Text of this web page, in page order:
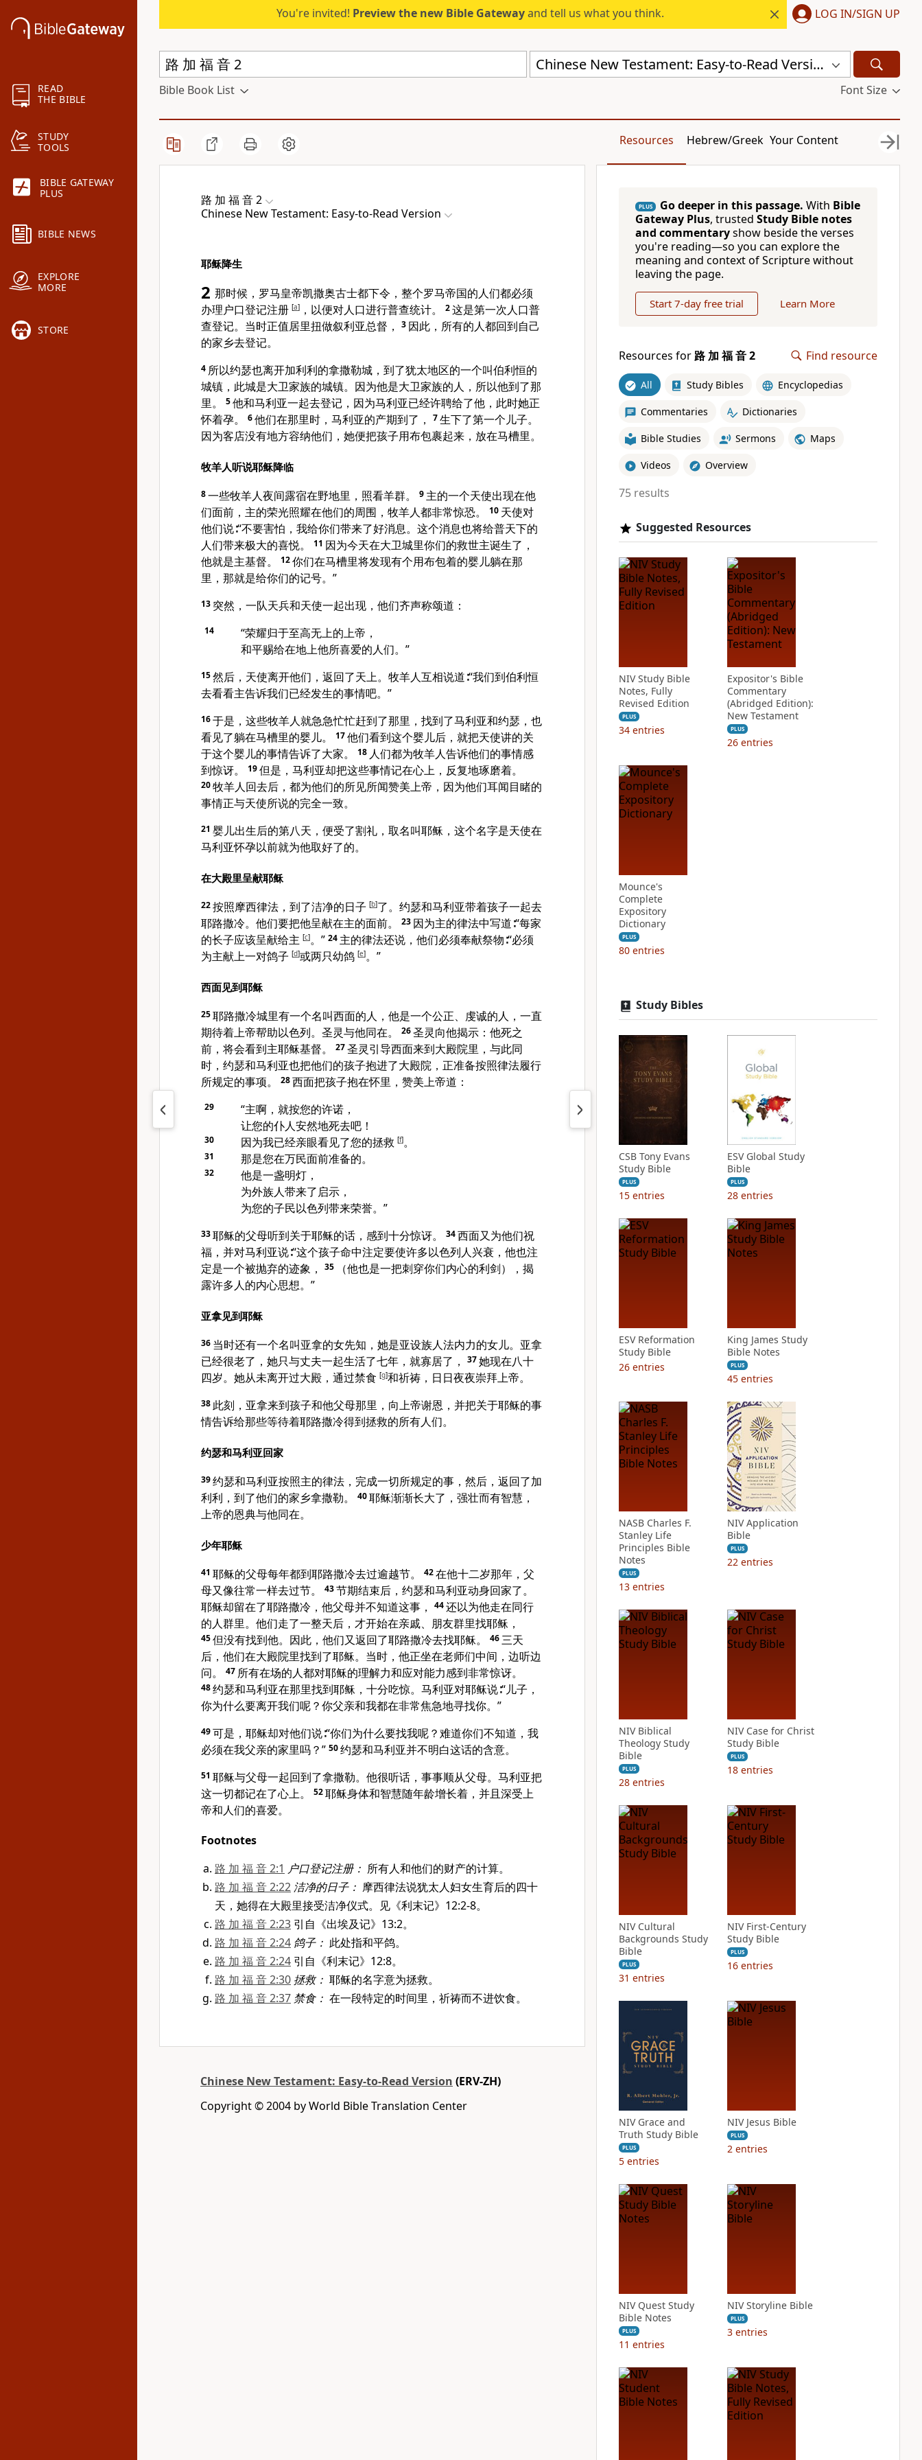
READ
THE BIBLE
STUDY
TOOLS
BIBLE GATEWAY
PLUS
BIBLE NEWS
EXPLORE
MORE
STORE
You're invited! Preview the new Bible Gatewayand tell us what you think. LOG IN/SIGN UP
Chinese New Testament: Easy-to-Read Version (ERV-ZH)
Bible Book List Font Size
Resources Hebrew/Greek Your Content
路 加 福 音 2
Chinese New Testament: Easy-to-Read Version
耶稣降生
2 那时候，罗马皇帝凯撒奥古士都下令，整个罗马帝国的人们都必须
办理户口登记注册 [a] ，以便对人口进行普查统计。 2这是第一次人口普
查登记。当时正值居里扭做叙利亚总督，
3 因此，所有的人都回到自己
的家乡去登记。
4 所以约瑟也离开加利利的拿撒勒城，到了犹太地区的一个叫伯利恒的
城镇，此城是大卫家族的城镇。因为他是大卫家族的人，所以他到了那
里。
5他和马利亚一起去登记，因为马利亚已经许聘给了他，此时她正
怀着孕。
6他们在那里时，马利亚的产期到了， 7生下了第一个儿子。
因为客店没有地方容纳他们，她便把孩子用布包裹起来，放在马槽里。
牧羊人听说耶稣降临
8一些牧羊人夜间露宿在野地里，照看羊群。 9 主的一个天使出现在他
们面前，主的荣光照耀在他们的周围，牧羊人都非常惊恐。
10 天使对
他们说∶“不要害怕，我给你们带来了好消息。这个消息也将给普天下的
人们带来极大的喜悦。
11 因为今天在大卫城里你们的救世主诞生了，
他就是主基督。
12你们在马槽里将发现有个用布包着的婴儿躺在那
里，那就是给你们的记号。”
13 突然，一队天兵和天使一起出现，他们齐声称颂道：
14
“荣耀归于至高无上的上帝，
和平赐给在地上他所喜爱的人们。”
15然后，天使离开他们，返回了天上。牧羊人互相说道∶“我们到伯利恒
去看看主告诉我们已经发生的事情吧。”
16于是，这些牧羊人就急急忙忙赶到了那里，找到了马利亚和约瑟，也
看见了躺在马槽里的婴儿。
17他们看到这个婴儿后，就把天使讲的关
于这个婴儿的事情告诉了大家。
18 人们都为牧羊人告诉他们的事情感
到惊讶。
19但是，马利亚却把这些事情记在心上，反复地琢磨着。
20牧羊人回去后，都为他们的所见所闻赞美上帝，因为他们耳闻目睹的
事情正与天使所说的完全一致。
21 婴儿出生后的第八天，便受了割礼，取名叫耶稣，这个名字是天使在
马利亚怀孕以前就为他取好了的。
在大殿里呈献耶稣
22按照摩西律法，到了洁净的日子 [b]了。约瑟和马利亚带着孩子一起去
耶路撒冷。他们要把他呈献在主的面前。
23 因为主的律法中写道∶“每家
的长子应该呈献给主 [c]。” 24 主的律法还说，他们必须奉献祭物∶“必须
为主献上一对鸽子 [d]或两只幼鸽 [e]。”
西面见到耶稣
25耶路撒冷城里有一个名叫西面的人，他是一个公正、虔诚的人，一直
期待着上帝帮助以色列。圣灵与他同在。
26圣灵向他揭示：他死之
前，将会看到主耶稣基督。
27圣灵引导西面来到大殿院里，与此同
时，约瑟和马利亚也把他们的孩子抱进了大殿院，正准备按照律法履行
所规定的事项。
28西面把孩子抱在怀里，赞美上帝道：
29
“主啊，就按您的许诺，
让您的仆人安然地死去吧！
30 因为我已经亲眼看见了您的拯救 [f]。
31 那是您在万民面前准备的。
32
他是一盏明灯，
为外族人带来了启示，
为您的子民以色列带来荣誉。”
33耶稣的父母听到关于耶稣的话，感到十分惊讶。 34西面又为他们祝
福，并对马利亚说∶“这个孩子命中注定要使许多以色列人兴衰，他也注
定是一个被抛弃的迹象，
35
（他也是一把刺穿你们内心的利剑），揭
露许多人的内心思想。”
亚拿见到耶稣
36 当时还有一个名叫亚拿的女先知，她是亚设族人法内力的女儿。亚拿
已经很老了，她只与丈夫一起生活了七年，就寡居了，
37她现在八十
四岁。她从未离开过大殿，通过禁食 [g]和祈祷，日日夜夜崇拜上帝。
38 此刻，亚拿来到孩子和他父母那里，向上帝谢恩，并把关于耶稣的事
情告诉给那些等待着耶路撒冷得到拯救的所有人们。
约瑟和马利亚回家
39约瑟和马利亚按照主的律法，完成一切所规定的事，然后，返回了加
利利，到了他们的家乡拿撒勒。
40耶稣渐渐长大了，强壮而有智慧，
上帝的恩典与他同在。
少年耶稣
41 耶稣的父母每年都到耶路撒冷去过逾越节。 42在他十二岁那年，父
母又像往常一样去过节。
43节期结束后，约瑟和马利亚动身回家了。
耶稣却留在了耶路撒冷，他父母并不知道这事，
44还以为他走在同行
的人群里。他们走了一整天后，才开始在亲戚、朋友群里找耶稣，
45但没有找到他。因此，他们又返回了耶路撒冷去找耶稣。 46三天
后，他们在大殿院里找到了耶稣。当时，他正坐在老师们中间，边听边
问。
47 所有在场的人都对耶稣的理解力和应对能力感到非常惊讶。
48约瑟和马利亚在那里找到耶稣，十分吃惊。马利亚对耶稣说∶“儿子，
你为什么要离开我们呢？你父亲和我都在非常焦急地寻找你。”
49可是，耶稣却对他们说∶“你们为什么要找我呢？难道你们不知道，我
必须在我父亲的家里吗？” 50约瑟和马利亚并不明白这话的含意。
51 耶稣与父母一起回到了拿撒勒。他很听话，事事顺从父母。马利亚把
这一切都记在了心上。
52耶稣身体和智慧随年龄增长着，并且深受上
帝和人们的喜爱。
Footnotes
路 加 福 音 2:1 户口登记注册： 所有人和他们的财产的计算。
路 加 福 音 2:22 洁净的日子： 摩西律法说犹太人妇女生育后的四十
天，她得在大殿里接受洁净仪式。见《利末记》12:2-8。
路 加 福 音 2:23 引自《出埃及记》13:2。
路 加 福 音 2:24 鸽子： 此处指和平鸽。
路 加 福 音 2:24 引自《利末记》12:8。
路 加 福 音 2:30 拯救： 耶稣的名字意为拯救。
路 加 福 音 2:37 禁食： 在一段特定的时间里，祈祷而不进饮食。
Chinese New Testament: Easy-to-Read Version (ERV-ZH)
Copyright © 2004 by World Bible Translation Center
PLUS Go deeper in this passage. With Bible
Gateway Plus, trusted Study Bible notes
and commentaryshow beside the verses
you're reading—so you can explore the
meaning and context of Scripture without
leaving the page.
Start 7-day free trial Learn More
Resources for 路 加 福 音 2 Find resource
All Study Bibles Encyclopedias
Commentaries Dictionaries
Bible Studies Sermons Maps
Videos Overview
75 results
Suggested Resources
NIV Study Bible
Notes, Fully
Revised Edition
PLUS
34 entries
Expositor's Bible
Commentary
(Abridged Edition):
New Testament
PLUS
26 entries
Mounce's
Complete
Expository
Dictionary
PLUS
80 entries
Study Bibles
CSB Tony Evans
Study Bible
PLUS
15 entries
ESV Global Study
Bible
PLUS
28 entries
ESV Reformation
Study Bible
26 entries
King James Study
Bible Notes
PLUS
45 entries
NASB Charles F.
Stanley Life
Principles Bible
Notes
PLUS
13 entries
NIV Application
Bible
PLUS
22 entries
NIV Biblical
Theology Study
Bible
PLUS
28 entries
NIV Case for Christ
Study Bible
PLUS
18 entries
NIV Cultural
Backgrounds Study
Bible
PLUS
31 entries
NIV First-Century
Study Bible
PLUS
16 entries
NIV Grace and
Truth Study Bible
PLUS
5 entries
NIV Jesus Bible
PLUS
2 entries
NIV Quest Study
Bible Notes
PLUS
11 entries
NIV Storyline Bible
PLUS
3 entries